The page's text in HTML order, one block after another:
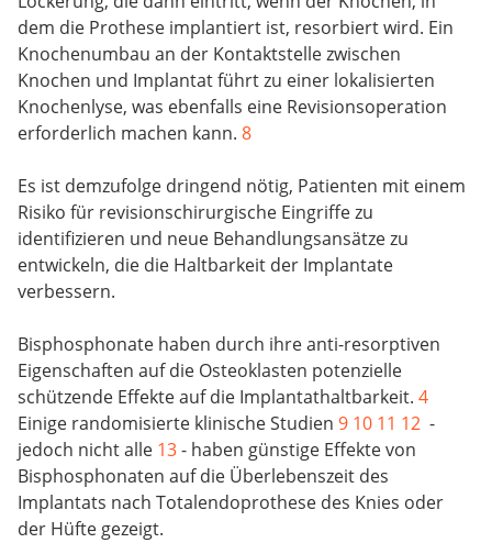
dem die Prothese implantiert ist, resorbiert wird. Ein
Knochenumbau an der Kontaktstelle zwischen
Knochen und Implantat führt zu einer lokalisierten
Knochenlyse, was ebenfalls eine Revisionsoperation
erforderlich machen kann. 8
Es ist demzufolge dringend nötig, Patienten mit einem
Risiko für revisionschirurgische Eingriffe zu
identifizieren und neue Behandlungsansätze zu
entwickeln, die die Haltbarkeit der Implantate
verbessern.
Bisphosphonate haben durch ihre anti-resorptiven
Eigenschaften auf die Osteoklasten potenzielle
schützende Effekte auf die Implantathaltbarkeit. 4
Einige randomisierte klinische Studien 9 10 11 12 -
jedoch nicht alle 13- haben günstige Effekte von
Bisphosphonaten auf die Überlebenszeit des
Implantats nach Totalendoprothese des Knies oder
der Hüfte gezeigt.